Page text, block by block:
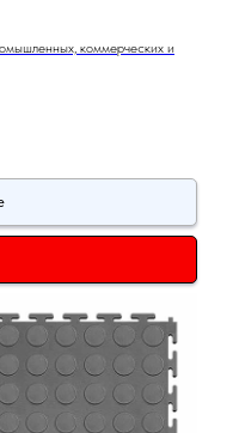
коммерческих и